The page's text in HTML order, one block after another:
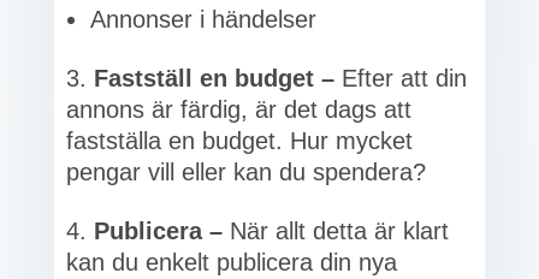
Annonser i händelser
Fastställ en budget – Efter att din
annons är färdig, är det dags att
fastställa en budget. Hur mycket
pengar vill eller kan du spendera?
Publicera – När allt detta är klart
kan du enkelt publicera din nya